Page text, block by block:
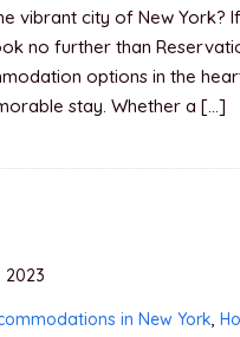
vibrant city of New York?
no further than
options in the
stay. Whether a […]
2023
in New York,